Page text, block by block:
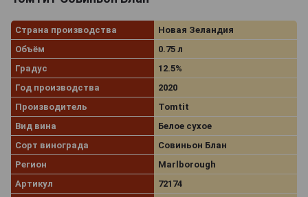
Страна производства
Новая Зеландия
Объём
0.75 л
Градус
12.5%
Год производства
2020
Производитель
Tomtit
Вид вина
Белое сухое
Сорт винограда
Совиньон Блан
Регион
Marlborough
Артикул
72174